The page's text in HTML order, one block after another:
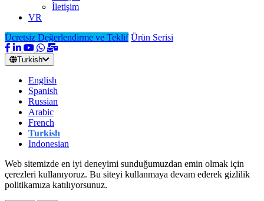
İletişim
VR
Ücretsiz Değerlendirme ve Teklif Ürün Serisi
Turkish
English
Spanish
Russian
Arabic
French
Turkish
Indonesian
Web sitemizde en iyi deneyimi sunduğumuzdan emin olmak için
çerezleri kullanıyoruz. Bu siteyi kullanmaya devam ederek gizlilik
politikamıza katılıyorsunuz.